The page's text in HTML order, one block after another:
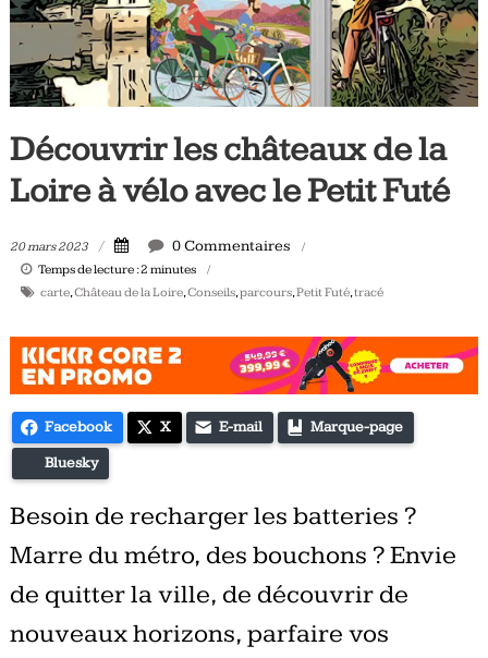
Tous
les
jours,
votre
vélo
et
triathlon
Découvrir les châteaux de la
Loire à vélo avec le Petit Futé
20 mars 2023 0 Commentaires
Temps de lecture :2 minutes
carte,Château de la Loire,Conseils,parcours,Petit Futé,tracé
Facebook X E-mail Marque-page
Bluesky
Besoin de recharger les batteries ?
Marre du métro, des bouchons ? Envie
de quitter la ville, de découvrir de
nouveaux horizons, parfaire vos